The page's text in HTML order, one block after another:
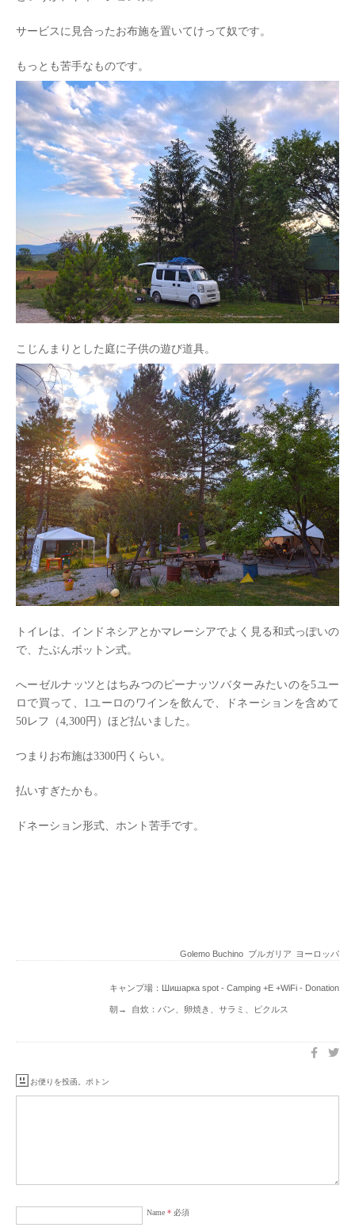
サービスに見合ったお布施を置いてけって奴です。
もっとも苦手なものです。
こじんまりとした庭に子供の遊び道具。
トイレは、インドネシアとかマレーシアでよく見る和式っぽいの
で、たぶんボットン式。
へーゼルナッツとはちみつのピーナッツバターみたいのを5ユー
ロで買って、1ユーロのワインを飲んで、ドネーションを含めて
50レフ（4,300円）ほど払いました。
つまりお布施は3300円くらい。
払いすぎたかも。
ドネーション形式、ホント苦手です。
Golemo Buchino ブルガリア ヨーロッパ
キャンプ場：Шишарка spot - Camping +E +WiFi - Donation
朝→ 自炊：パン、卵焼き、サラミ、ピクルス
お便りを投函。ポトン
Name * 必須